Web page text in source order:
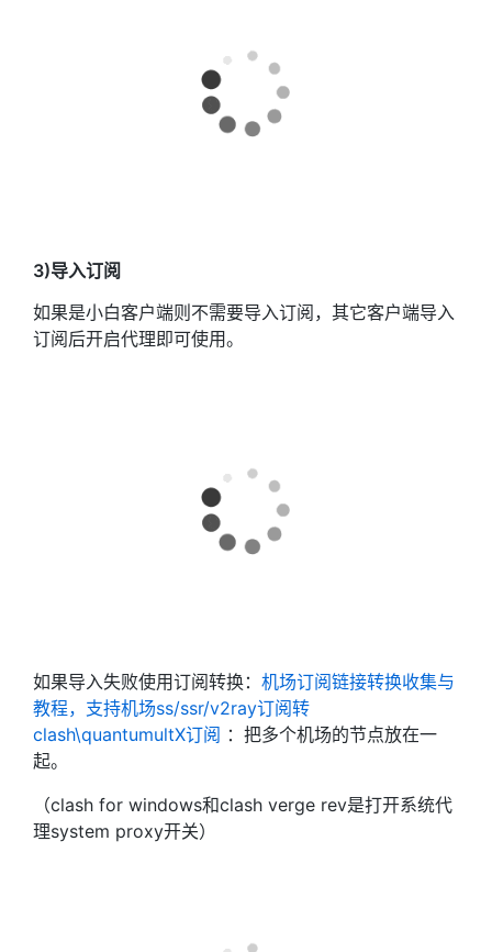
3)导入订阅
如果是小白客户端则不需要导入订阅，其它客户端导入
订阅后开启代理即可使用。
如果导入失败使用订阅转换： 机场订阅链接转换收集与
教程，支持机场ss/ssr/v2ray订阅转
clash\quantumultX订阅 ：把多个机场的节点放在一
起。
（clash for windows和clash verge rev是打开系统代
理system proxy开关）